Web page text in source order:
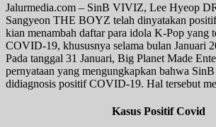
Jalurmedia.com – SinB VIVIZ, Lee Hyeop
Sangyeon THE BOYZ telah dinyatakan
kian menambah daftar para idola K-Pop yang
COVID-19, khususnya selama bulan Januari
Pada tanggal 31 Januari, Big Planet Made
pernyataan yang mengungkapkan bahwa
didiagnosis positif COVID-19. Hal tersebut
Kasus Positif Covid